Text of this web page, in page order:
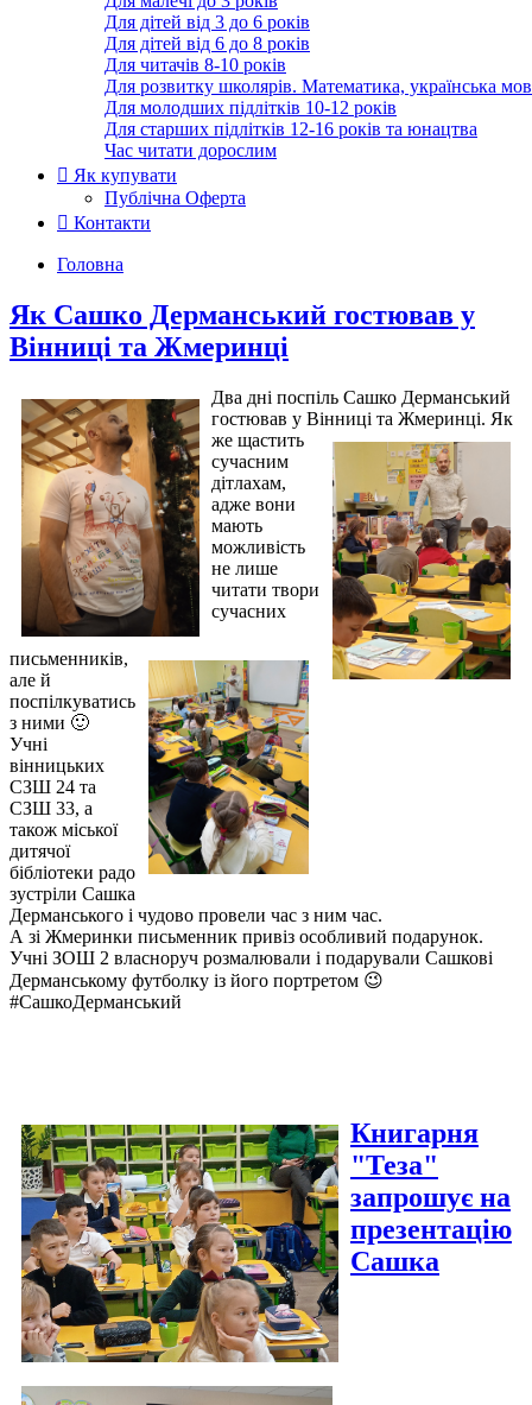
Для дітей від 3 до 6 років
Для дітей від 6 до 8 років
Для читачів 8-10 років
Для розвитку школярів. Математика, українська
Для молодших підлітків 10-12 років
Для старших підлітків 12-16 років та юнацтва
Час читати дорослим
Як купувати
Публічна Оферта
Контакти
Головна
Як Сашко Дерманський гостював у
Вінниці та Жмеринці
Два дні поспіль Сашко Дерманський
гостював у Вінниці та Жмеринці. Як
же щастить
сучасним
дітлахам,
адже вони
мають
можливість
не лише
читати твори
сучасних
письменників,
але й
поспілкуватись
з ними 🙂
Учні
вінницьких
СЗШ 24 та
СЗШ 33, а
також міської
дитячої
бібліотеки радо
зустріли Сашка
Дерманського і чудово провели час з ним час.
А зі Жмеринки письменник привіз особливий подарунок.
Учні ЗОШ 2 власноруч розмалювали і подарували Сашкові
Дерманському футболку із його портретом 😉
#СашкоДерманський
Книгарня
"Теза"
запрошує на
презентацію
Сашка